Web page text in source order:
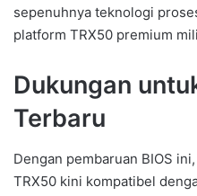
sepenuhnya teknologi
platform TRX50 premium
Dukungan
Terbaru
Dengan pembaruan BIOS
TRX50 kini kompatibel